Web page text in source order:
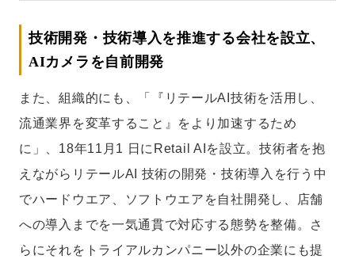
技術開発・技術導入を推進する会社を設立、
AIカメラを自前開発
また、組織的にも、「『リテールAI技術を活用し、
流通業界を変革すること』をより加速するため
に」、18年11月1 日にRetail AIを設立。技術者を抱
えながらリテールAI 技術の開発・技術導入を行う中
でハードウエア、ソフトウエアを自社開発し、店舗
への導入までを一気通貫で対応する態勢を整備。さ
らにそれをトライアルカンパニー以外の企業にも提